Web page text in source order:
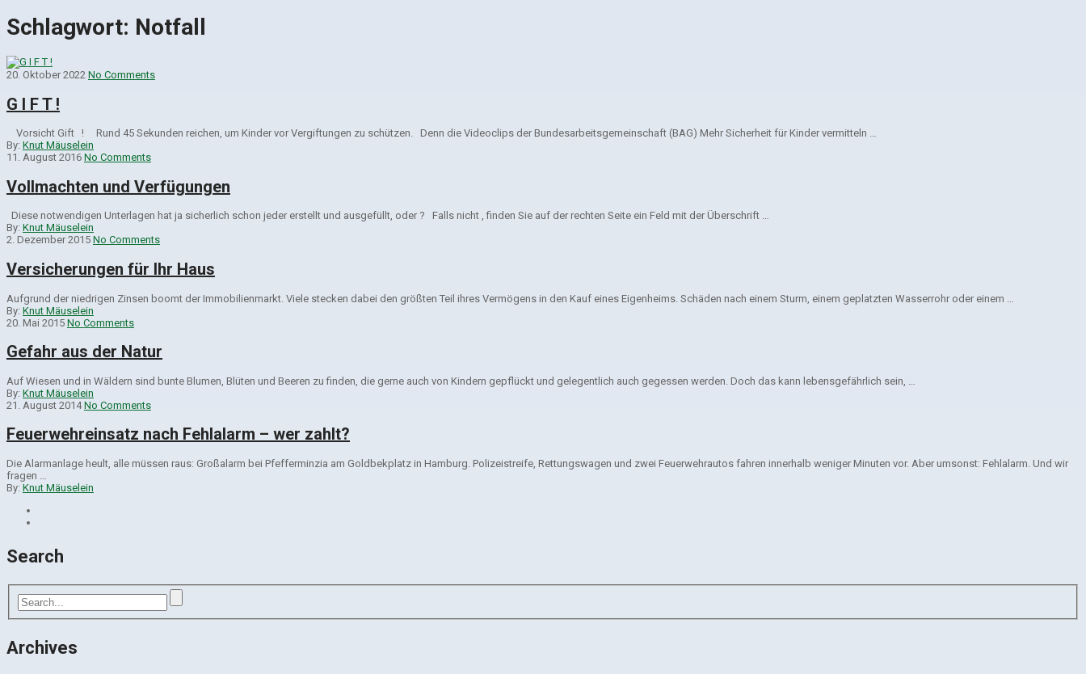
Schlagwort: Notfall
20. Oktober 2022 No Comments
G I F T !
Vorsicht Gift ! Rund 45 Sekunden reichen, um Kinder vor Vergiftungen zu schützen. Denn die Videoclips der Bundesarbeitsgemeinschaft (BAG) Mehr Sicherheit für Kinder vermitteln …
By: Knut Mäuselein
11. August 2016 No Comments
Vollmachten und Verfügungen
Diese notwendigen Unterlagen hat ja sicherlich schon jeder erstellt und ausgefüllt, oder ? Falls nicht , finden Sie auf der rechten Seite ein Feld mit der Überschrift …
By: Knut Mäuselein
2. Dezember 2015 No Comments
Versicherungen für Ihr Haus
Aufgrund der niedrigen Zinsen boomt der Immobilienmarkt. Viele stecken dabei den größten Teil ihres Vermögens in den Kauf eines Eigenheims. Schäden nach einem Sturm, einem geplatzten Wasserrohr oder einem …
By: Knut Mäuselein
20. Mai 2015 No Comments
Gefahr aus der Natur
Auf Wiesen und in Wäldern sind bunte Blumen, Blüten und Beeren zu finden, die gerne auch von Kindern gepflückt und gelegentlich auch gegessen werden. Doch das kann lebensgefährlich sein, …
By: Knut Mäuselein
21. August 2014 No Comments
Feuerwehreinsatz nach Fehlalarm – wer zahlt?
Die Alarmanlage heult, alle müssen raus: Großalarm bei Pfefferminzia am Goldbekplatz in Hamburg. Polizeistreife, Rettungswagen und zwei Feuerwehrautos fahren innerhalb weniger Minuten vor. Aber umsonst: Fehlalarm. Und wir
fragen …
By: Knut Mäuselein
Search
Archives